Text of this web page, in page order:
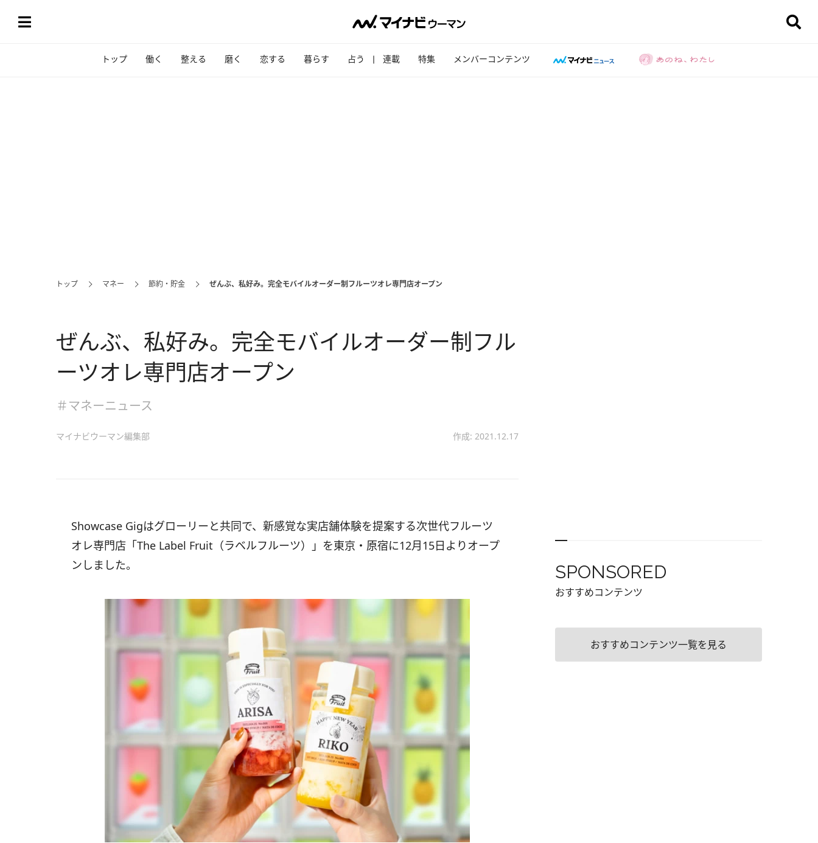
トップ 働く 整える 磨く 恋する 暮らす 占う 連載 特集 メンバーコンテンツ
トップ マネー 節約・貯金 ぜんぶ、私好み。完全モバイルオーダー制フルーツオレ専門店オープン
ぜんぶ、私好み。完全モバイルオーダー制フル
ーツオレ専門店オープン
＃マネーニュース
マイナビウーマン編集部 作成: 2021.12.17
Showcase Gigはグローリーと共同で、新感覚な実店舗体験を提案する次世代フルーツ
オレ専門店「The Label Fruit（ラベルフルーツ）」を東京・原宿に12月15日よりオープ
ンしました。
SPONSORED
おすすめコンテンツ
おすすめコンテンツ一覧を見る